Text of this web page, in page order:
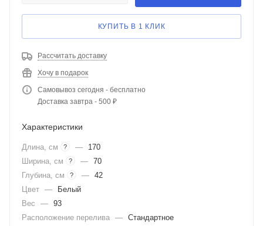
КУПИТЬ В 1 КЛИК
Рассчитать доставку
Хочу в подарок
Самовывоз сегодня - бесплатно
Доставка завтра - 500 ₽
Характеристики
Длина, см ? —
170
Ширина, см
? — 70
Глубина, см
? — 42
Цвет —
Белый
Вес
— 93
Расположение перелива — Стандартное